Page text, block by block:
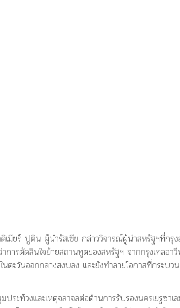
เมียร์ ปูติน ผู้นำรัสเซีย กล่าววิจารณ์ผู้นำสหรัฐฯที่กรุง
การตัดสินใจย้ายสถานทูตของสหรัฐฯ จากกรุงเทลอาวี
ตะวันออกกลางสงบลง และยังทำลายโอกาสที่กระบว
ประท้วงและเหตุจลาจลต่อต้านการรับรองนครเยรูซา